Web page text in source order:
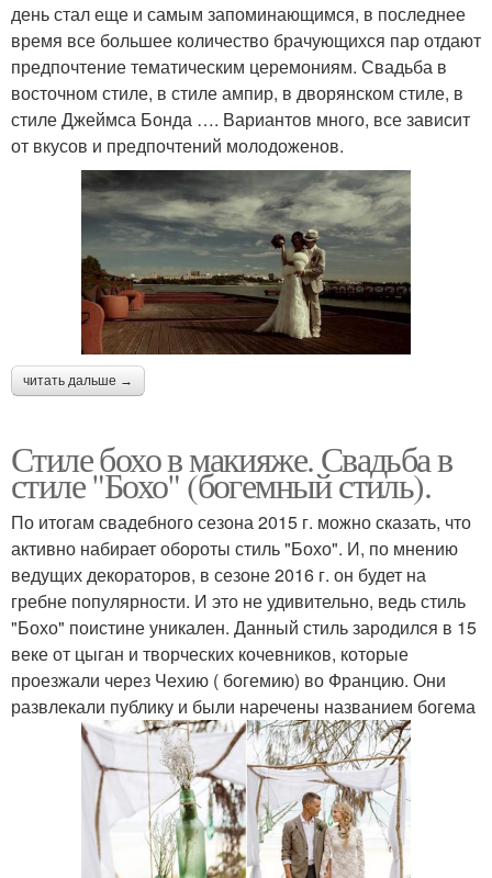
день стал еще и самым запоминающимся, в последнее
время все большее количество брачующихся пар отдают
предпочтение тематическим церемониям. Свадьба в
восточном стиле, в стиле ампир, в дворянском стиле, в
стиле Джеймса Бонда …. Вариантов много, все зависит
от вкусов и предпочтений молодоженов.
читать дальше →
Стиле бохо в макияже. Свадьба в
стиле "Бохо" (богемный стиль).
По итогам свадебного сезона 2015 г. можно сказать, что
активно набирает обороты стиль "Бохо". И, по мнению
ведущих декораторов, в сезоне 2016 г. он будет на
гребне популярности. И это не удивительно, ведь стиль
"Бохо" поистине уникален. Данный стиль зародился в 15
веке от цыган и творческих кочевников, которые
проезжали через Чехию ( богемию) во Францию. Они
развлекали публику и были наречены названием богема